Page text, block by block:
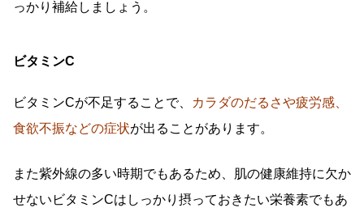
っかり補給しましょう。
ビタミンC
ビタミンCが不足することで、
カラダのだるさや疲労感、
食欲不振などの症状が出ることがあります。
また紫外線の多い時期でもあるため、肌の健康維持に欠か
せないビタミンCはしっかり摂っておきたい栄養素でもあ